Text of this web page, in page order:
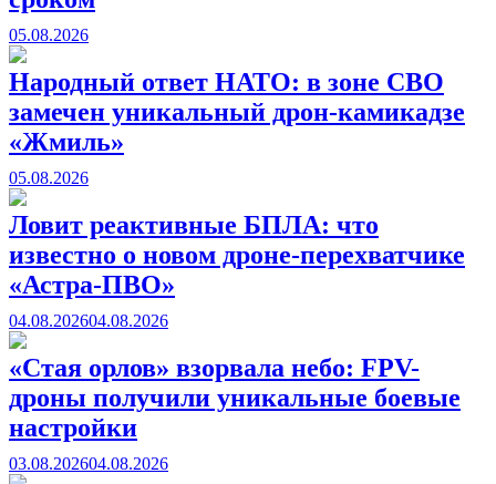
05.08.2026
Народный ответ НАТО: в зоне СВО
замечен уникальный дрон-камикадзе
«Жмиль»
05.08.2026
Ловит реактивные БПЛА: что
известно о новом дроне-перехватчике
«Астра-ПВО»
04.08.202604.08.2026
«Стая орлов» взорвала небо: FPV-
дроны получили уникальные боевые
настройки
03.08.202604.08.2026